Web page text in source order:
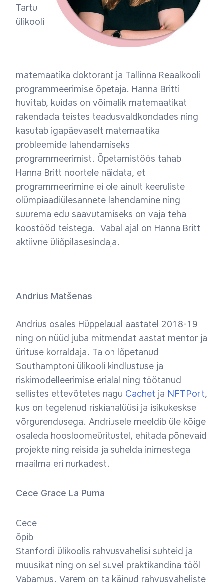
Tartu
ülikooli
matemaatika doktorant ja Tallinna Reaalkooli
programmeerimise õpetaja. Hanna Britti
huvitab, kuidas on võimalik matemaatikat
rakendada teistes teadusvaldkondades ning
kasutab igapäevaselt matemaatika
probleemide lahendamiseks
programmeerimist. Õpetamistöös tahab
Hanna Britt noortele näidata, et
programmeerimine ei ole ainult keeruliste
olümpiaadiülesannete lahendamine ning
suurema edu saavutamiseks on vaja teha
koostööd teistega. Vabal ajal on Hanna Britt
aktiivne üliõpilasesindaja.
Andrius Matšenas
Andrius osales Hüppelaual aastatel 2018-19
ning on nüüd juba mitmendat aastat mentor ja
ürituse korraldaja. Ta on lõpetanud
Southamptoni ülikooli kindlustuse ja
riskimodelleerimise erialal ning töötanud
sellistes ettevõtetes nagu Cachet ja NFTPort,
kus on tegelenud riskianalüüsi ja isikukeskse
võrgurendusega. Andriusele meeldib üle kõige
osaleda hoosloomeüritustel, ehitada põnevaid
projekte ning reisida ja suhelda inimestega
maailma eri nurkadest.
Cece Grace La Puma
Cece
õpib
Stanfordi ülikoolis rahvusvahelisi suhteid ja
muusikat ning on sel suvel praktikandina tööl
Vabamus. Varem on ta käinud rahvusvaheliste